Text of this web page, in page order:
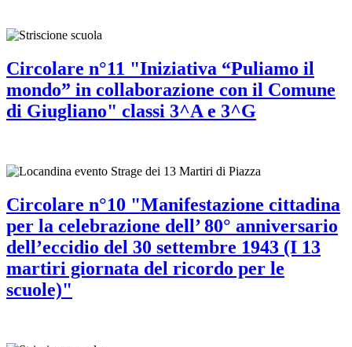
Circolare n°11 "Iniziativa “Puliamo il
mondo” in collaborazione con il Comune
di Giugliano" classi 3^A e 3^G
Circolare n°10 "Manifestazione cittadina
per la celebrazione dell’ 80° anniversario
dell’eccidio del 30 settembre 1943 (I 13
martiri giornata del ricordo per le
scuole)"